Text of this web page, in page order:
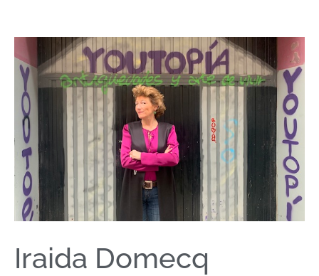
Iraida Domecq